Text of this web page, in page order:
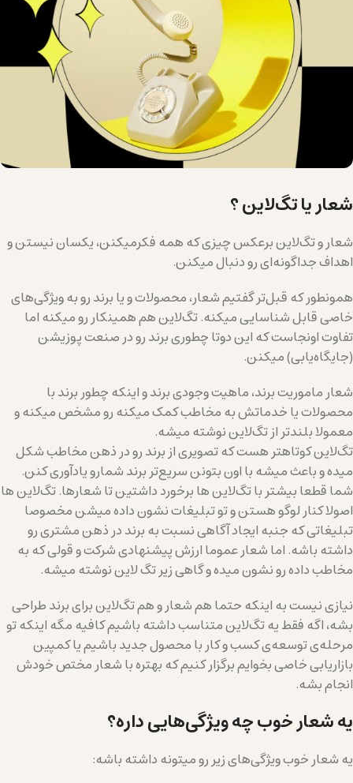
شعار یا تگ‌لاین ؟
شعار و تگ‌لاین برعکس چیزی که همه فکرمیکنن، یکسان نیستن و
اهداف جداگونه‌ای رو دنبال میکنن.
همونطور که قبل‌تر گفتیم شعار، محصولات و یا برند رو به ویژگی‌های
خاصی قابل شناسایی میکنه. تگ‌لاین هم همینکار رو میکنه اما
تفاوت اونجاست که این دوتا چطوری برند رو در صنعت پوزیشن
(جایگاه‌یابی) میکنن.
شعار ماموریت برند، ماهیت وجودی برند و اینکه چطور برند با
محصولات یا خدماتش به مخاطب کمک میکنه رو مشخص میکنه و
معمولا بلندتر از تگ‌لاین نوشته میشه.
تگ‌لاین کوتاهتر هست که تصویری از برند رو در ذهن مخاطب شکل
میده و باعث میشه با اون بتونن سریع‌تر برند شمارو یادآوری کنن.
شما قطعا بیشتر با تگ‌لاین ها برخورد داشتین تا شعارها. تگ‌لاین ها
اصولا کنار لوگو هستن و تو تبلیغات نشون داده میشن مخصوصا
تبلیغاتی که جنبه ایجاد آگاهی نسبت به برند در ذهن مشتری رو
داشته باشه. اما شعار عموما ارزش پیشنهادی شرکت و قولی که به
مخاطب داده رو نشون میده و گاهی زیر تگ لاین نوشته میشه.
نیازی نیست به اینکه حتما هم شعار و هم تگ‌لاین برای برند طراحی
بشه، اگه فقط یه تگ‌لاین متناسب داشته باشیم کافیه مگه اینکه تو
مرحله‌ی توسعه‌ی کسب و کار با محصول جدید باشیم یا کمپین
بازاریابی خاصی بخوایم برگزار کنیم که بهتره با شعار مختص خودش
انجام بشه.
یه شعار خوب چه ویژگی‌هایی داره؟
یه شعار خوب ویژگی‌های زیر رو میتونه داشته باشه: